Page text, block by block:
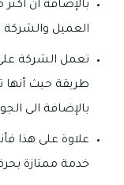
بالإضافة أن
العميل والشركة
تعمل الشركة على
طريقة حيث أنها
بالإضافة الى
علاوة على هذا
خدمة ممتازة